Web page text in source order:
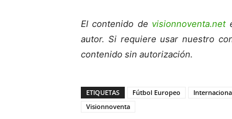
El contenido de visionnoventa.net
autor. Si requiere usar nuestro
contenido sin autorización.
ETIQUETAS Fútbol Europeo
Visionnoventa